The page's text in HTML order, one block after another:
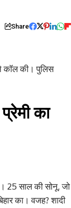
Share
कॉल की। पुलिस
का
25 साल की सोनू, जो
का। वजह? शादी